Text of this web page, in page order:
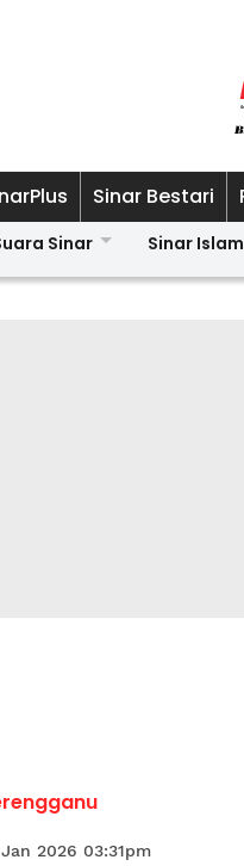
Sinar Bestari
Sinar Sinar Islam
Jan 2026 03:31pm